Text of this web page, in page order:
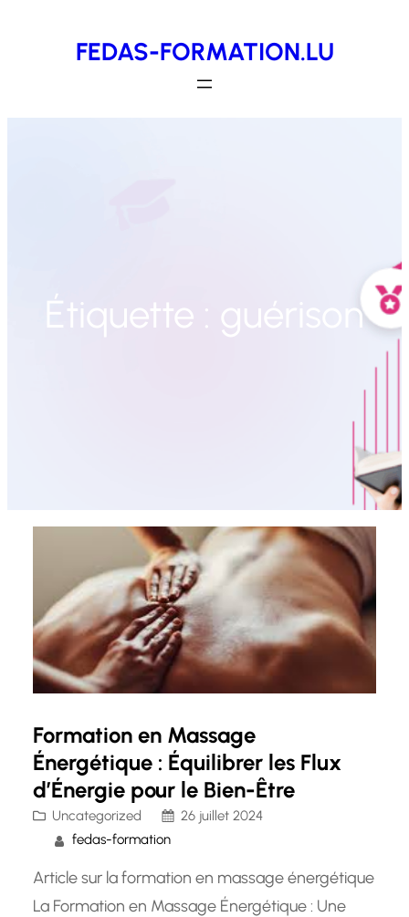
FEDAS-FORMATION.LU
Étiquette : guérison
Formation en Massage
Énergétique : Équilibrer les Flux
d’Énergie pour le Bien-Être
Uncategorized
26 juillet 2024
fedas-formation
Article sur la formation en massage énergétique
La Formation en Massage Énergétique : Une